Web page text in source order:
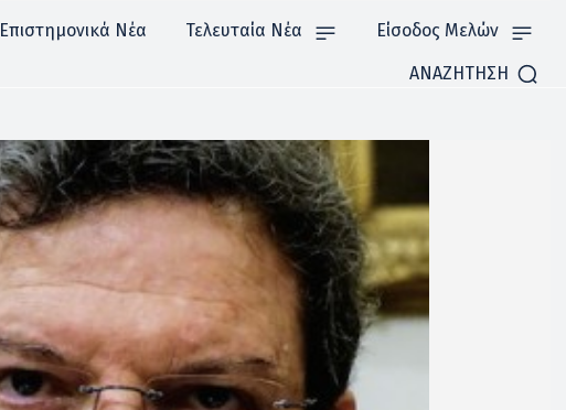
Επιστημονικά Νέα Τελευταία Νέα Είσοδος Μελών
ΑΝΑΖΗΤΗΣΗ